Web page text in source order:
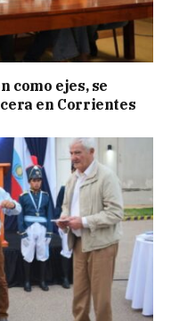
como ejes, se
en Corrientes